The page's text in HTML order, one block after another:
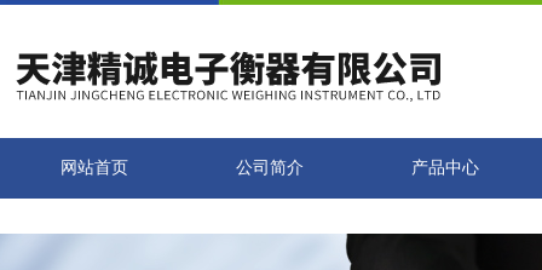
网站首页 公司简介 产品中心